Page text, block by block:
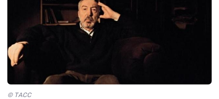
© ТАСС